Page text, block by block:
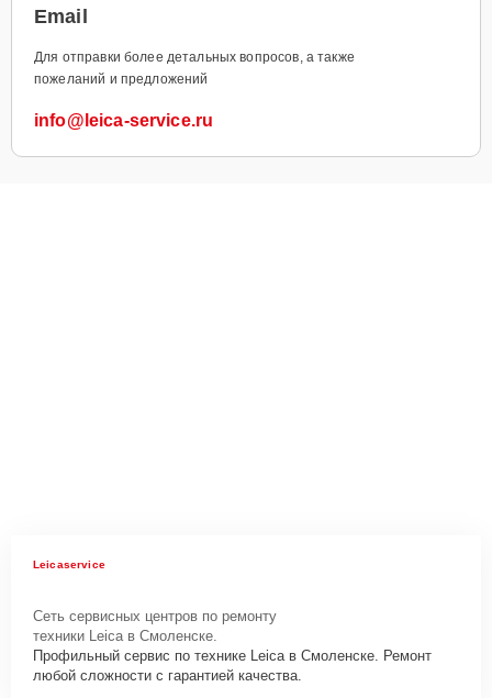
Email
Для отправки более детальных вопросов, а также
пожеланий и предложений
info@leica-service.ru
Leicaservice
Сеть сервисных центров по ремонту
техники Leica в Смоленске.
Профильный сервис по технике Leica в Смоленске. Ремонт
любой сложности с гарантией качества.